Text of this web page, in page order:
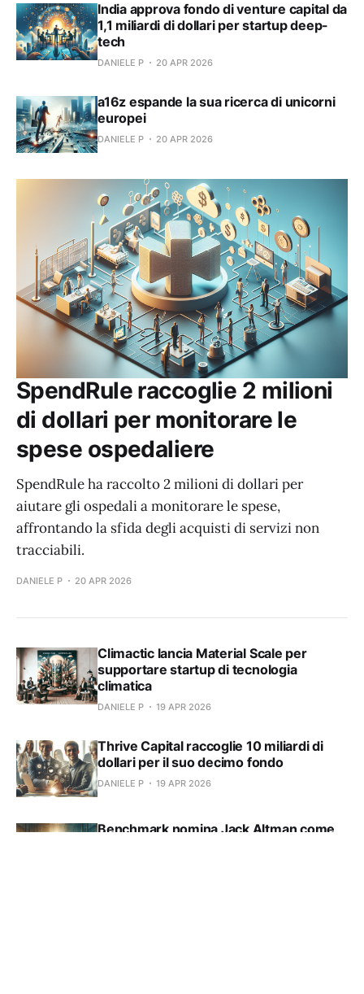
India approva fondo di venture capital da
1,1 miliardi di dollari per startup deep-
tech
DANIELE P 20 APR 2026
a16z espande la sua ricerca di unicorni
europei
DANIELE P 20 APR 2026
SpendRule raccoglie 2 milioni
di dollari per monitorare le
spese ospedaliere
SpendRule ha raccolto 2 milioni di dollari per
aiutare gli ospedali a monitorare le spese,
affrontando la sfida degli acquisti di servizi non
tracciabili.
DANIELE P 20 APR 2026
Climactic lancia Material Scale per
supportare startup di tecnologia
climatica
DANIELE P 19 APR 2026
Thrive Capital raccoglie 10 miliardi di
dollari per il suo decimo fondo
DANIELE P 19 APR 2026
Benchmark nomina Jack Altman come